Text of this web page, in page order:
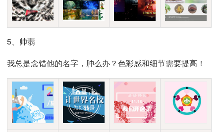
5、帅翡
我总是念错他的名字，肿么办？色彩感和细节需要提高！